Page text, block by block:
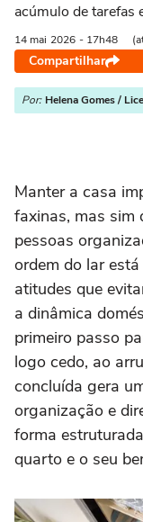
acúmulo de tarefas
14 mai 2026 - 17h48
Compartilhar
Por: Helena Gomes /
Manter a casa
faxinas, mas sim
pessoas
ordem do lar
atitudes que
a dinâmica
primeiro passo
logo cedo, ao
concluída gera
organização e
forma
quarto e o seu